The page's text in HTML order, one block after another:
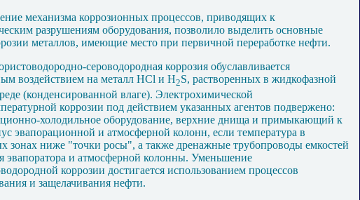
механизма коррозионных процессов, приводящих к
разрушениям оборудования, позволило выделить основные
металлов, имеющие место при первичной переработке нефти.
сероводородная коррозия обуславливается
воздействием на металл НCl и Н2S, растворенных в жидкофазной
(конденсированной влаге). Электрохимической
коррозии под действием указанных агентов подвержено:
холодильное оборудование, верхние днища и примыкающий к
эвапорационной и атмосферной колонн, если температура в
зонах ниже "точки росы", а также дренажные трубопроводы емкостей
эвапоратора и атмосферной колонны. Уменьшение
коррозии достигается использованием процессов
и защелачивания нефти.